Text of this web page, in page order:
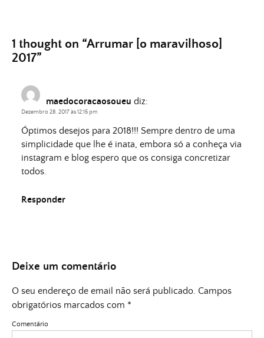
1 thought on “Arrumar [o maravilhoso]
2017”
maedocoracaosoueu diz:
Dezembro 28, 2017 às 12:15 pm
Óptimos desejos para 2018!!! Sempre dentro de uma
simplicidade que lhe é inata, embora só a conheça via
instagram e blog espero que os consiga concretizar
todos.
Responder
Deixe um comentário
O seu endereço de email não será publicado. Campos
obrigatórios marcados com *
Comentário